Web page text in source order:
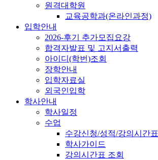
원격대학원
교육공학과(온라인과정)
입학안내
2026-후기 추가모집요강
합격자발표 및 고지서출력
아이디(학번)조회
장학안내
입학자료실
외국인입학
학사안내
학사일정
수업
수강신청/성적/강의시간표
학사가이드
강의시간표 조회